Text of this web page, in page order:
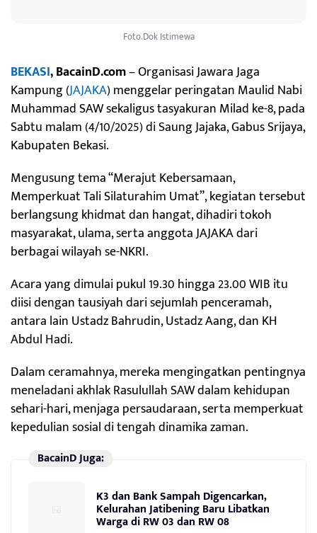
Foto.Dok Istimewa
BEKASI,BacainD.com– Organisasi Jawara Jaga
Kampung (JAJAKA) menggelar peringatan Maulid Nabi
Muhammad SAW sekaligus tasyakuran Milad ke-8, pada
Sabtu malam (4/10/2025) di Saung Jajaka, Gabus Srijaya,
Kabupaten Bekasi.
Mengusung tema “Merajut Kebersamaan,
Memperkuat Tali Silaturahim Umat”, kegiatan tersebut
berlangsung khidmat dan hangat, dihadiri tokoh
masyarakat, ulama, serta anggota JAJAKA dari
berbagai wilayah se-NKRI.
Acara yang dimulai pukul 19.30 hingga 23.00 WIB itu
diisi dengan tausiyah dari sejumlah penceramah,
antara lain Ustadz Bahrudin, Ustadz Aang, dan KH
Abdul Hadi.
Dalam ceramahnya, mereka mengingatkan pentingnya
meneladani akhlak Rasulullah SAW dalam kehidupan
sehari-hari, menjaga persaudaraan, serta memperkuat
kepedulian sosial di tengah dinamika zaman.
BacainD Juga:
K3 dan Bank Sampah Digencarkan,
Kelurahan Jatibening Baru Libatkan
Warga di RW 03 dan RW 08